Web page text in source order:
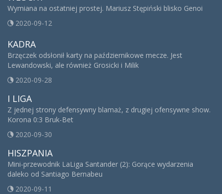
Wymiana na ostatniej prostej. Mariusz Stępiński blisko Genoi
2020-09-12
KADRA
Brzęczek odsłonił karty na październikowe mecze. Jest
Lewandowski, ale również Grosicki i Milik
2020-09-28
I LIGA
Z jednej strony defensywny blamaż, z drugiej ofensywne show.
Korona 0:3 Bruk-Bet
2020-09-30
HISZPANIA
Mini-przewodnik LaLiga Santander (2): Gorące wydarzenia
daleko od Santiago Bernabeu
2020-09-11